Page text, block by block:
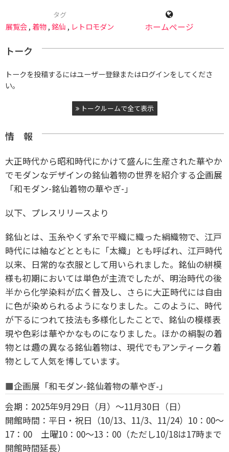
タグ
展覧会, 着物,銘仙 , レトロモダン ホームページ
トーク
トークを投稿するにはユーザー登録またはログインをしてくださ
い。
トークルームで全て表示
情 報
大正時代から昭和時代にかけて盛んに生産された華やか
でモダンなデザインの銘仙着物の世界を紹介する企画展
「和モダン-銘仙着物の華やぎ-」
以下、プレスリリースより
銘仙とは、玉糸やくず糸で平織に織った絹織物で、江戸
時代には紬などとともに「太織」とも呼ばれ、江戸時代
以来、日常的な衣服として用いられました。銘仙の絣模
様も初期においては単色が主流でしたが、明治時代の後
半から化学染料が広く普及し、さらに大正時代には自由
に色が染められるようになりました。このように、時代
が下るにつれて技法も多様化したことで、銘仙の模様表
現や色彩は華やかなものになりました。ほかの絹製の着
物とは趣の異なる銘仙着物は、現代でもアンティーク着
物として人気を博しています。
■企画展「和モダン-銘仙着物の華やぎ-」
会期：2025年9月29日（月）～11月30日（日）
開館時間：平日・祝日（10/13、11/3、11/24）10：00～
17：00 土曜10：00～13：00（ただし10/18は17時まで
開館時間延長）